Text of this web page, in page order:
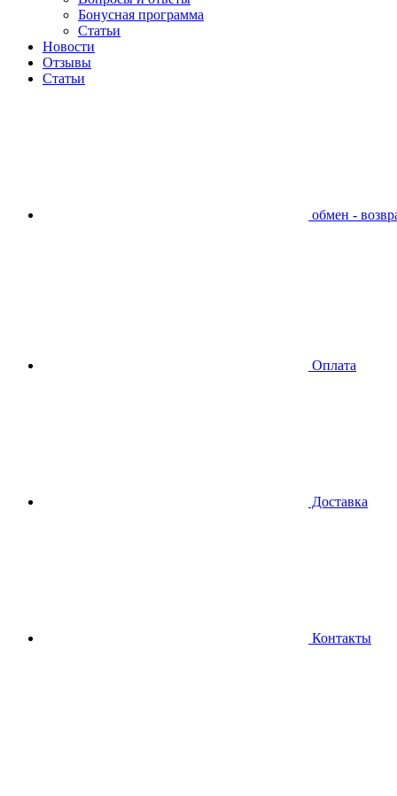
Бонусная программа
Статьи
Новости
Отзывы
Статьи
обмен -
Оплата
Доставка
Контакты